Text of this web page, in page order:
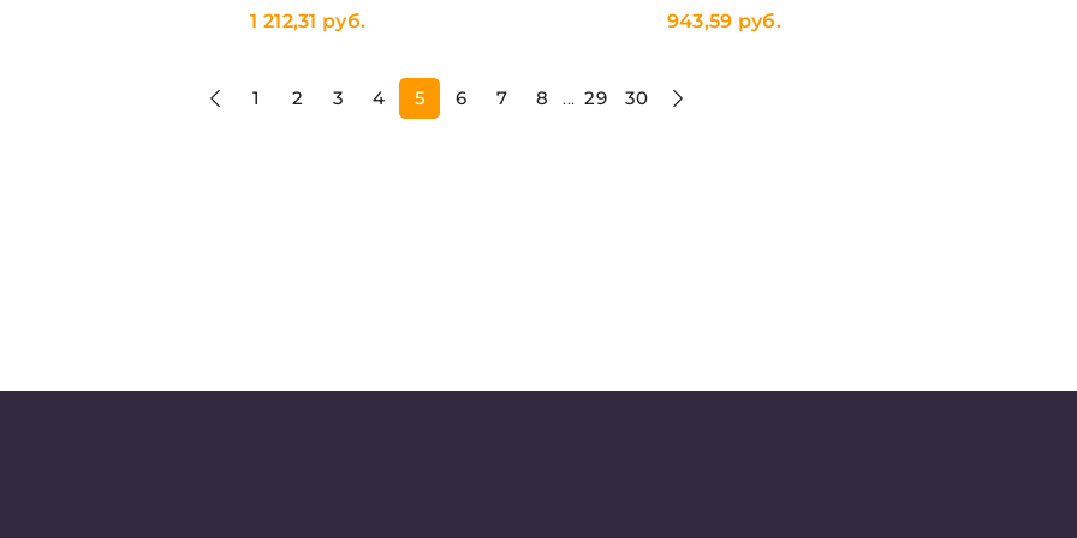
1 212,31 руб. 943,59 руб.
1 2 3 4 5 6 7 8 ... 29 30